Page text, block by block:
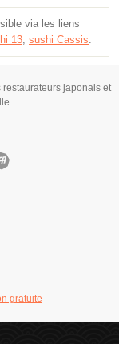
via les liens
13 sushi Cassis
japonais et
gratuite